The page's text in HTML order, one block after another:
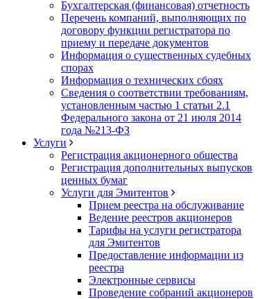
Бухгалтерская (финансовая) отчетность
Перечень компаний, выполняющих по
договору функции регистратора по
приему и передаче документов
Информация о существенных судебных
спорах
Информация о технических сбоях
Сведения о соответствии требованиям,
установленным частью 1 статьи 2.1
Федерального закона от 21 июля 2014
года №213-ФЗ
Услуги
Регистрация акционерного общества
Регистрация дополнительных выпусков
ценных бумаг
Услуги для Эмитентов
Прием реестра на обслуживание
Ведение реестров акционеров
Тарифы на услуги регистратора
для Эмитентов
Предоставление информации из
реестра
Электронные сервисы
Проведение собраний акционеров